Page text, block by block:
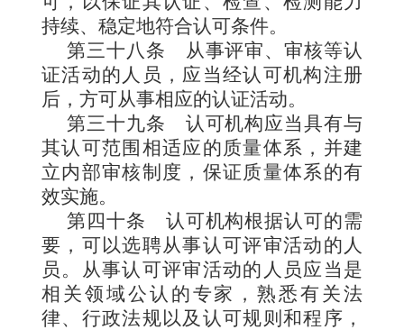
持续、稳定地符合认可条件。
第三十八条
从事评审、审核等认
证活动的人员，应当经认可机构注册
后，方可从事相应的认证活动。
第三十九条 认可机构应当具有与
其认可范围相适应的质量体系，并建
立内部审核制度，保证质量体系的有
效实施。
第四十条 认可机构根据认可的需
要，可以选聘从事认可评审活动的人
员。从事认可评审活动的人员应当是
相关领域公认的专家，熟悉有关法
律、行政法规以及认可规则和程序，